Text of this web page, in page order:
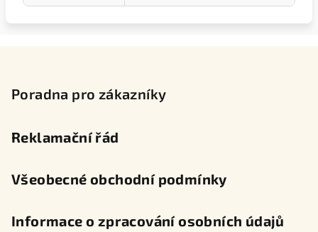
Poradna pro zákazníky
Reklamační řád
Všeobecné obchodní podmínky
Informace o zpracování osobních údajů